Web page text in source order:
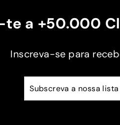
a +50.000
Inscreva-se para